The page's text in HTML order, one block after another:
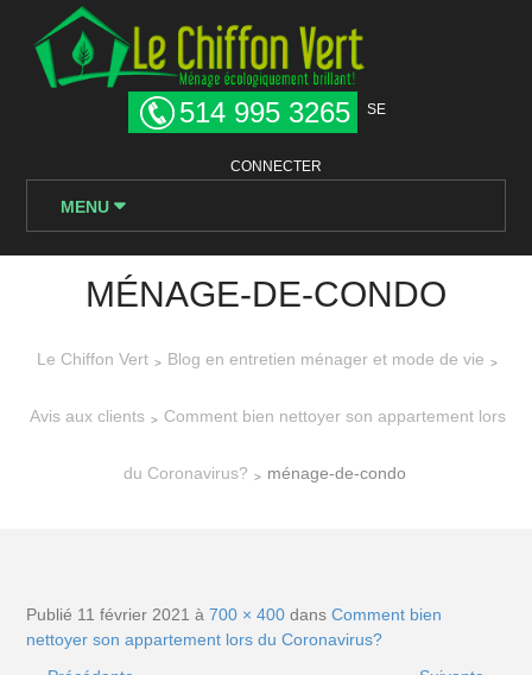
514 995 3265 SE
CONNECTER
MENU
MÉNAGE-DE-CONDO
Le Chiffon Vert > Blog en entretien ménager et mode de vie >
Avis aux clients > Comment bien nettoyer son appartement lors
du Coronavirus? > ménage-de-condo
Publié 11 février 2021 à700 × 400 dansComment bien
nettoyer son appartement lors du Coronavirus?